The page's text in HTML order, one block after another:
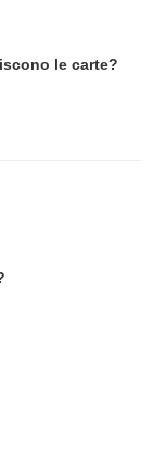
le carte?